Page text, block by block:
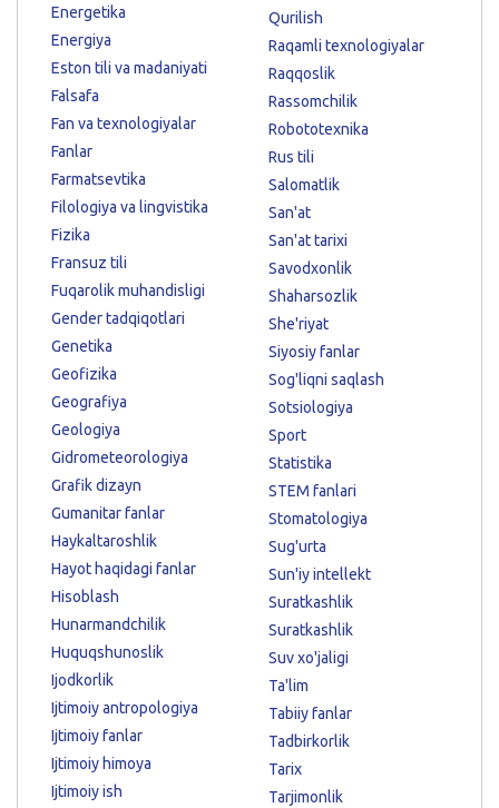
Energetika
Energiya
Eston tili va madaniyati
Falsafa
Fan va texnologiyalar
Fanlar
Farmatsevtika
Filologiya va lingvistika
Fizika
Fransuz tili
Fuqarolik muhandisligi
Gender tadqiqotlari
Genetika
Geofizika
Geografiya
Geologiya
Gidrometeorologiya
Grafik dizayn
Gumanitar fanlar
Haykaltaroshlik
Hayot haqidagi fanlar
Hisoblash
Hunarmandchilik
Huquqshunoslik
Ijodkorlik
Ijtimoiy antropologiya
Ijtimoiy fanlar
Ijtimoiy himoya
Ijtimoiy ish
Qurilish
Raqamli texnologiyalar
Raqqoslik
Rassomchilik
Robototexnika
Rus tili
Salomatlik
San'at
San'at tarixi
Savodxonlik
Shaharsozlik
She'riyat
Siyosiy fanlar
Sog'liqni saqlash
Sotsiologiya
Sport
Statistika
STEM fanlari
Stomatologiya
Sug'urta
Sun'iy intellekt
Suratkashlik
Suratkashlik
Suv xo'jaligi
Ta'lim
Tabiiy fanlar
Tadbirkorlik
Tarix
Tarjimonlik